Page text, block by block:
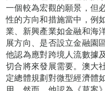
一個較為宏觀的願景，但
性的方向和措施當中，例
業、新興產業如金融和海
展方向、是否設立金融園
他認為應對跨境人流數據
切合將來發展需要。澳大
定總體規劃對微型經濟體